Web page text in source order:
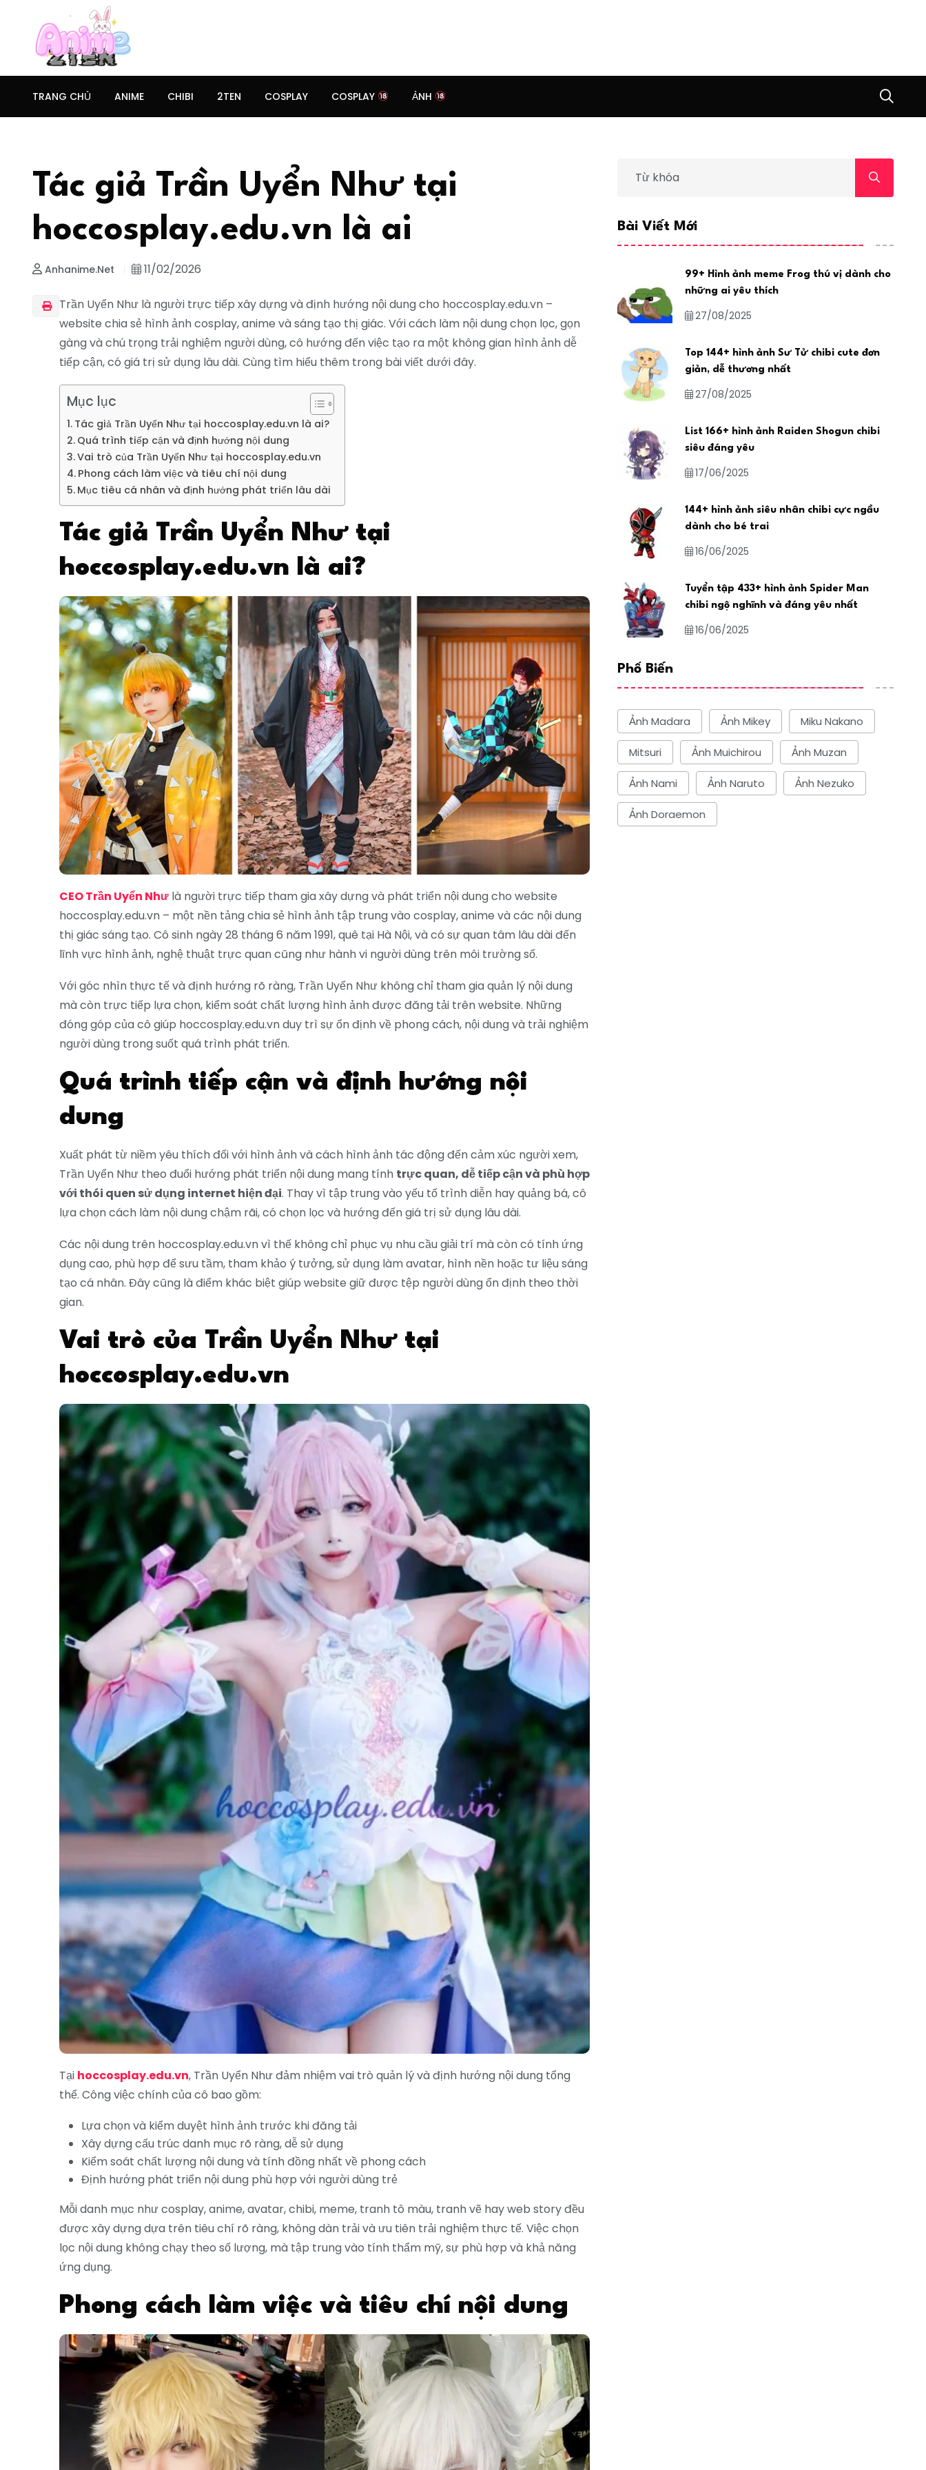
TRANG CHỦ ANIME CHIBI 2TEN COSPLAY COSPLAY ẢNH
Tác giả Trần Uyển Như tại
hoccosplay.edu.vn là ai
Anhanime.net 11/02/2026
Trần Uyển Như là người trực tiếp xây dựng và định hướng nội dung cho hoccosplay.edu.vn –
website chia sẻ hình ảnh cosplay, anime và sáng tạo thị giác. Với cách làm nội dung chọn lọc, gọn
gàng và chú trọng trải nghiệm người dùng, cô hướng đến việc tạo ra một không gian hình ảnh dễ
tiếp cận, có giá trị sử dụng lâu dài. Cùng tìm hiểu thêm trong bài viết dưới đây.
Mục lục
Tác giả Trần Uyển Như tại hoccosplay.edu.vn là ai?
Quá trình tiếp cận và định hướng nội dung
Vai trò của Trần Uyển Như tại hoccosplay.edu.vn
Phong cách làm việc và tiêu chí nội dung
Mục tiêu cá nhân và định hướng phát triển lâu dài
Tác giả Trần Uyển Như tại
hoccosplay.edu.vn là ai?
CEO Trần Uyển Như là người trực tiếp tham gia xây dựng và phát triển nội dung cho website
hoccosplay.edu.vn – một nền tảng chia sẻ hình ảnh tập trung vào cosplay, anime và các nội dung
thị giác sáng tạo. Cô sinh ngày 28 tháng 6 năm 1991, quê tại Hà Nội, và có sự quan tâm lâu dài đến
lĩnh vực hình ảnh, nghệ thuật trực quan cũng như hành vi người dùng trên môi trường số.
Với góc nhìn thực tế và định hướng rõ ràng, Trần Uyển Như không chỉ tham gia quản lý nội dung
mà còn trực tiếp lựa chọn, kiểm soát chất lượng hình ảnh được đăng tải trên website. Những
đóng góp của cô giúp hoccosplay.edu.vn duy trì sự ổn định về phong cách, nội dung và trải nghiệm
người dùng trong suốt quá trình phát triển.
Quá trình tiếp cận và định hướng nội
dung
Xuất phát từ niềm yêu thích đối với hình ảnh và cách hình ảnh tác động đến cảm xúc người xem,
Trần Uyển Như theo đuổi hướng phát triển nội dung mang tính trực quan, dễ tiếp cận và phù hợp
với thói quen sử dụng internet hiện đại. Thay vì tập trung vào yếu tố trình diễn hay quảng bá, cô
lựa chọn cách làm nội dung chậm rãi, có chọn lọc và hướng đến giá trị sử dụng lâu dài.
Các nội dung trên hoccosplay.edu.vn vì thế không chỉ phục vụ nhu cầu giải trí mà còn có tính ứng
dụng cao, phù hợp để sưu tầm, tham khảo ý tưởng, sử dụng làm avatar, hình nền hoặc tư liệu sáng
tạo cá nhân. Đây cũng là điểm khác biệt giúp website giữ được tệp người dùng ổn định theo thời
gian.
Vai trò của Trần Uyển Như tại
hoccosplay.edu.vn
Tại hoccosplay.edu.vn, Trần Uyển Như đảm nhiệm vai trò quản lý và định hướng nội dung tổng
thể. Công việc chính của cô bao gồm:
Lựa chọn và kiểm duyệt hình ảnh trước khi đăng tải
Xây dựng cấu trúc danh mục rõ ràng, dễ sử dụng
Kiểm soát chất lượng nội dung và tính đồng nhất về phong cách
Định hướng phát triển nội dung phù hợp với người dùng trẻ
Mỗi danh mục như cosplay, anime, avatar, chibi, meme, tranh tô màu, tranh vẽ hay web story đều
được xây dựng dựa trên tiêu chí rõ ràng, không dàn trải và ưu tiên trải nghiệm thực tế. Việc chọn
lọc nội dung không chạy theo số lượng, mà tập trung vào tính thẩm mỹ, sự phù hợp và khả năng
ứng dụng.
Phong cách làm việc và tiêu chí nội dung
Bài Viết Mới
99+ Hình ảnh meme Frog thú vị dành cho
những ai yêu thích
27/08/2025
Top 144+ hình ảnh Sư Tử chibi cute đơn
giản, dễ thương nhất
27/08/2025
List 166+ hình ảnh Raiden Shogun chibi
siêu đáng yêu
17/06/2025
144+ hình ảnh siêu nhân chibi cực ngầu
dành cho bé trai
16/06/2025
Tuyển tập 433+ hình ảnh Spider Man
chibi ngộ nghĩnh và đáng yêu nhất
16/06/2025
Phổ Biến
Ảnh Madara Ảnh Mikey Miku Nakano
Mitsuri Ảnh Muichirou Ảnh Muzan
Ảnh Nami Ảnh Naruto Ảnh Nezuko
Ảnh Doraemon